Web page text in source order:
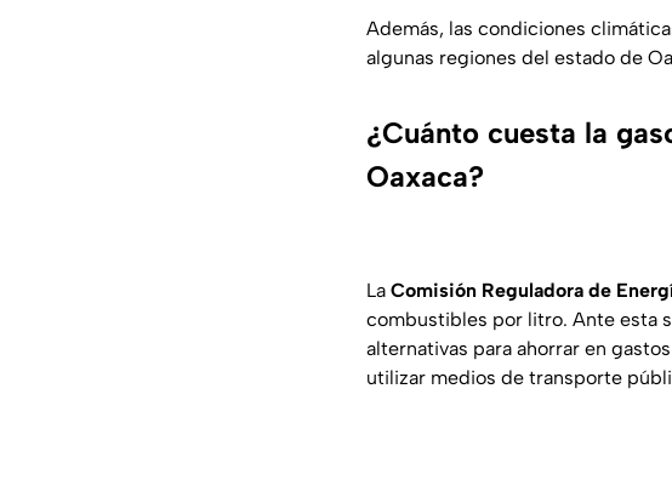
Además, las condiciones
algunas regiones del estado de
¿Cuánto cuesta la
Oaxaca?
La Comisión Reguladora de
combustibles por litro. Ante esta
alternativas para ahorrar en
utilizar medios de transporte